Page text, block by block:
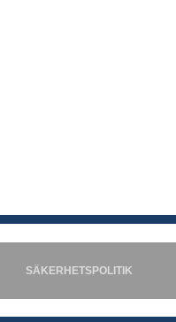
SÄKERHETSPOLITIK